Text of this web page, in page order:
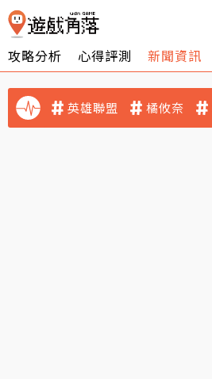
攻略分析 心得評測 新聞資訊
英雄聯盟 橘攸奈